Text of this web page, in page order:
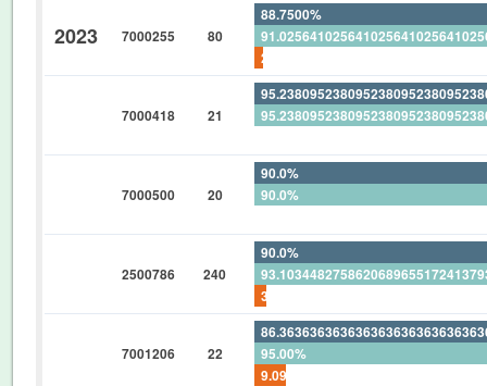
2023 7000255 80
88.7500%
2.500%
7000418 21
7000500 20
90.0%
90.0%
2500786 240
90.0%
7001206 22
95.00%